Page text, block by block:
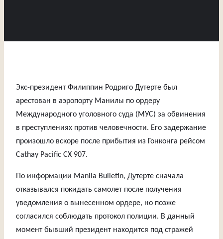
Экс-президент Филиппин Родриго Дутерте был
арестован в аэропорту Манилы по ордеру
Международного уголовного суда (МУС) за обвинения
в преступлениях против человечности. Его задержание
произошло вскоре после прибытия из Гонконга рейсом
Cathay Pacific CX 907.
По информации Manila Bulletin, Дутерте сначала
отказывался покидать самолет после получения
уведомления о вынесенном ордере, но позже
согласился соблюдать протокол полиции. В данный
момент бывший президент находится под стражей